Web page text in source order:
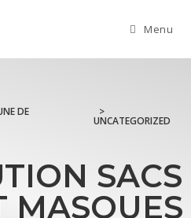
Menu
DE >
UNCATEGORIZED
SACS
MASQUES